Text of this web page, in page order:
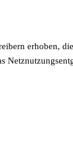
erhoben,